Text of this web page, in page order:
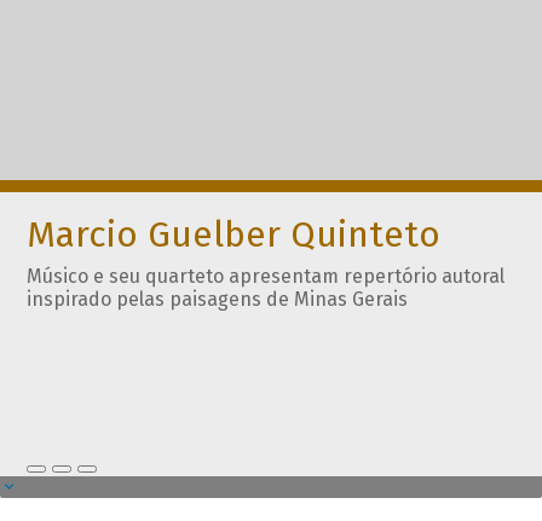
Marcio Guelber Quinteto
Músico e seu quarteto apresentam repertório autoral
inspirado pelas paisagens de Minas Gerais